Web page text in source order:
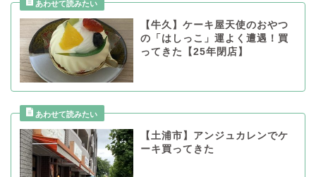
【牛久】ケーキ屋天使のおやつ
の「はしっこ」運よく遭遇！買
ってきた【25年閉店】
【土浦市】アンジュカレンでケ
ーキ買ってきた